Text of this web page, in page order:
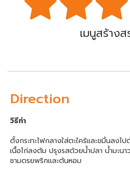
เมนูสร้างส
Direction
วิธีทำ
ตั้งกระทะไฟกลางใส่ตะใคร้และขมิ้นลงไ
เนื้อไก่ลงต้ม ปรุงรสด้วยน้ำปลา น้ำมะน
ชามดรยพริกและต้นหอม